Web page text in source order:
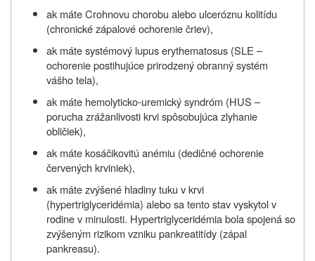
ak máte Crohnovu chorobu alebo ulceróznu kolitídu
(chronické zápalové ochorenie čriev),
ak máte systémový lupus erythematosus (SLE –
ochorenie postihujúce prirodzený obranný systém
vášho tela),
ak máte hemolyticko-uremický syndróm (HUS –
porucha zrážanlivosti krvi spôsobujúca zlyhanie
obličiek),
ak máte kosáčikovitú anémiu (dedičné ochorenie
červených krviniek),
ak máte zvýšené hladiny tuku v krvi
(hypertriglyceridémia) alebo sa tento stav vyskytol v
rodine v minulosti. Hypertriglyceridémia bola spojená so
zvýšeným rizikom vzniku pankreatitídy (zápal
pankreasu).